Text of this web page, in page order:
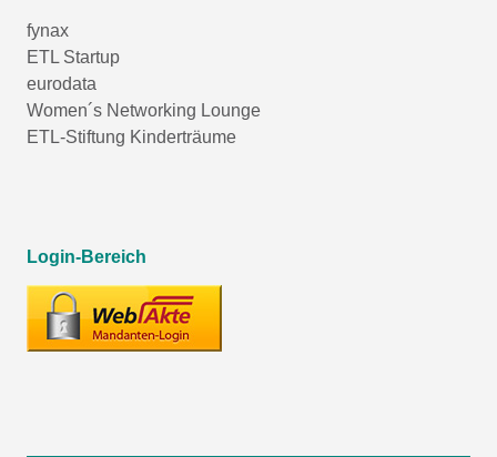
fynax
ETL Startup
eurodata
Women´s Networking Lounge
ETL-Stiftung Kinderträume
Login-Bereich